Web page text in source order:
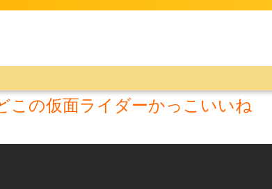
この仮面ライダーかっこいいね